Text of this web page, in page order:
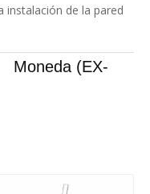
العربية
English
instalación de la pared
(EX-